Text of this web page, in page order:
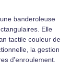
banderoleuse
Elle
tactile couleur de
la gestion
d’enroulement.